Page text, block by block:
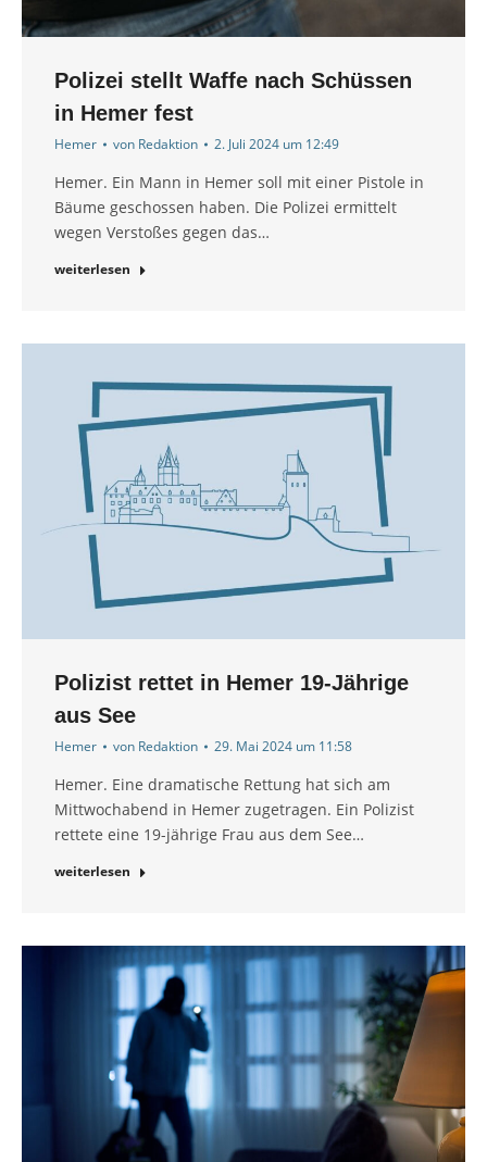
Polizei stellt Waffe nach Schüssen
in Hemer fest
Hemer von Redaktion 2. Juli 2024 um 12:49
Hemer. Ein Mann in Hemer soll mit einer Pistole in
Bäume geschossen haben. Die Polizei ermittelt
wegen Verstoßes gegen das…
weiterlesen
Polizist rettet in Hemer 19-Jährige
aus See
Hemer von Redaktion 29. Mai 2024 um 11:58
Hemer. Eine dramatische Rettung hat sich am
Mittwochabend in Hemer zugetragen. Ein Polizist
rettete eine 19-jährige Frau aus dem See…
weiterlesen